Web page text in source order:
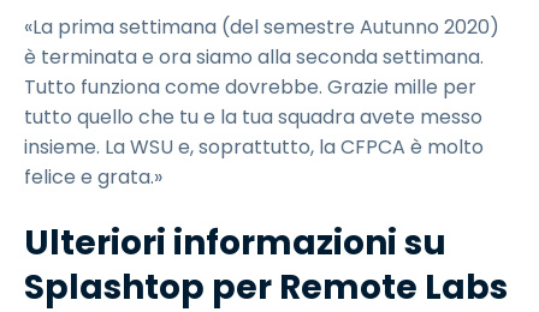
«La prima settimana (del semestre Autunno 2020)
è terminata e ora siamo alla seconda settimana.
Tutto funziona come dovrebbe. Grazie mille per
tutto quello che tu e la tua squadra avete messo
insieme. La WSU e, soprattutto, la CFPCA è molto
felice e grata.»
Ulteriori informazioni su
Splashtop per Remote Labs